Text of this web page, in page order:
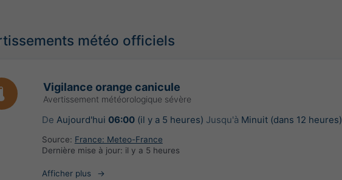
météo officiels
Vigilance orange canicule
Avertissement météorologique sévère
De Aujourd'hui 06:00(il y a 5 heures) Jusqu'à Minuit (dans 12 heures)
Source: France: Meteo-France
Dernière mise à jour: il y a 5 heures
Afficher plus